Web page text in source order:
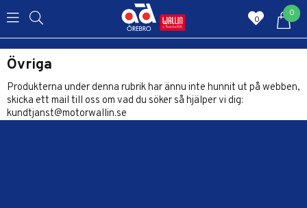
0
0
Övriga
Produkterna under denna rubrik har ännu inte hunnit ut på webben,
skicka ett mail till oss om vad du söker så hjälper vi dig:
kundtjanst@motorwallin.se